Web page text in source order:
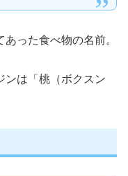
った食べ物の名前。
ンは「桃（ボクスン